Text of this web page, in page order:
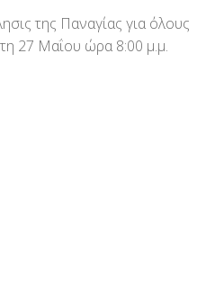
της Παναγίας για όλους
27 Μαΐου ώρα 8:00 μ.μ.